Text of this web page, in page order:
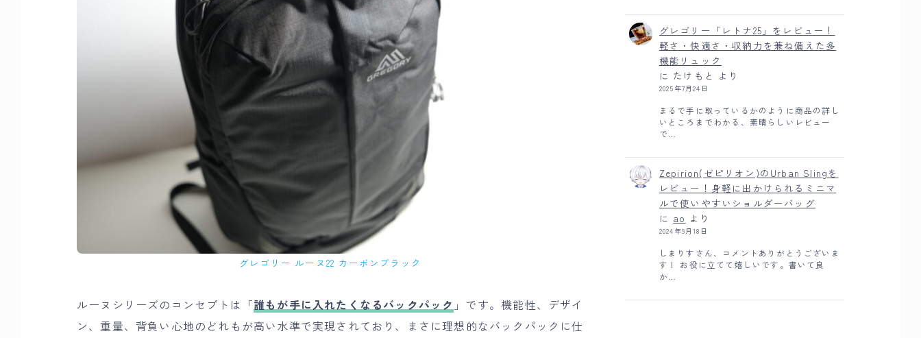
グレゴリー ルーヌ22 カーボンブラック
ルーヌシリーズのコンセプトは「誰もが手に入れたくなるバックパック 」です。機能性、デザイ
ン、重量、背負い心地のどれもが高い水準で実現されており、まさに理想的なバックパックに仕
グレゴリー「レトナ25」をレビュー！
軽さ・快適さ・収納力を兼ね備えた多
機能リュック
に たけもと より
2025年7月24日
まるで手に取っているかのように商品の詳し
いところまでわかる、素晴らしいレビュー
で…
Zepirion(ゼピリオン)のUrban Slingを
レビュー！身軽に出かけられるミニマ
ルで使いやすいショルダーバッグ
に ao より
2024年9月18日
しまりすさん、コメントありがとうございま
す！ お役に立てて嬉しいです。書いて良
か…